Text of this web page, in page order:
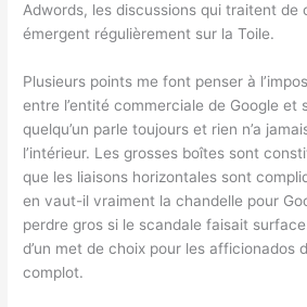
Adwords, les discussions qui traitent de
émergent régulièrement sur la Toile.
Plusieurs points me font penser à
entre l’entité commerciale de Google et
quelqu’un parle toujours et rien n’a
l’intérieur. Les grosses boîtes sont
que les liaisons horizontales sont
en vaut-il vraiment la chandelle pour
perdre gros si le scandale faisait
d’un met de choix pour les afficionados
complot.